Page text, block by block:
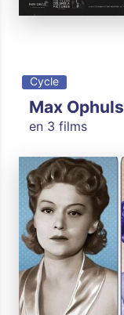
Cycle
Max Ophuls
en 3 films